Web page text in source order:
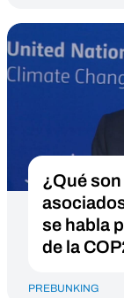
¿Qué
se habla
de la
PREBUNKING